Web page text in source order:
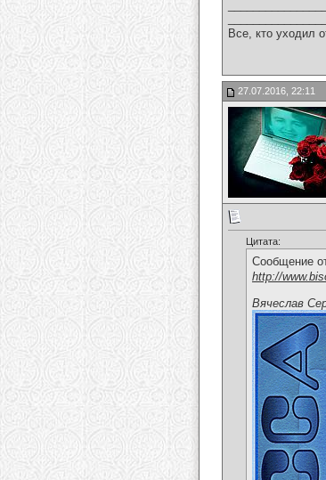
Все, кто уходил
27.07.2016, 22:11
Цитата:
Сообщение
http://
Вячеслав